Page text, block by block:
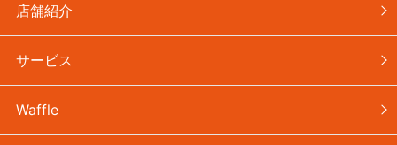
店舗紹介
サービス
Waffle